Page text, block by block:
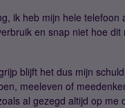
ik heb mijn hele telefoon
en snap niet hoe dit
blijft het dus mijn
meeleven of
al gezegd altijd op me